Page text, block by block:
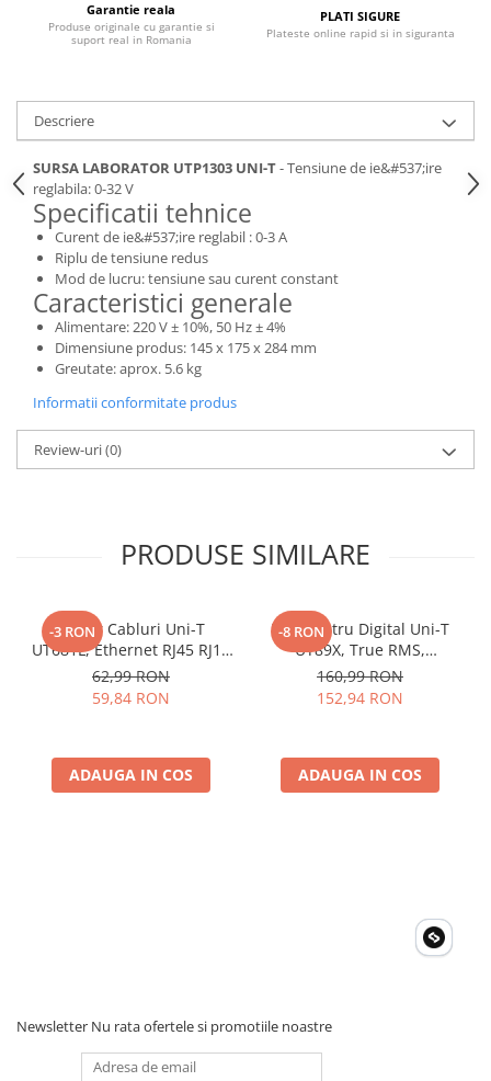
Garantie reala
Produse originale cu garantie si
suport real in Romania
PLATI SIGURE
Plateste online rapid si in siguranta
Descriere
SURSA LABORATOR UTP1303 UNI-T- Tensiune de ie&#537;ire
reglabila: 0-32 V
Specificatii tehnice
Curent de ie&#537;ire reglabil : 0-3 A
Riplu de tensiune redus
Mod de lucru: tensiune sau curent constant
Caracteristici generale
Alimentare: 220 V ± 10%, 50 Hz ± 4%
Dimensiune produs: 145 x 175 x 284 mm
Greutate: aprox. 5.6 kg
Informatii conformitate produs
Review-uri(0)
PRODUSE SIMILARE
-3 RON
Tester Cabluri Uni-T
UT681L, Ethernet RJ45 RJ11
BNC, Continuitate,
Scurtcircuit, Incrucisate
62,99 RON
59,84 RON
ADAUGA IN COS
-8 RON
Multimetru Digital Uni-T
UT89X, True RMS,
Temperatura 1000°C,
Frecventa, NCV, CAT III
160,99 RON
152,94 RON
ADAUGA IN COS
Newsletter Nu rata ofertele si promotiile noastre